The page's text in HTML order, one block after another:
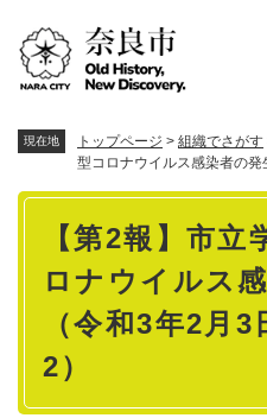
現在地 トップページ > 組織でさがす
型コロナウイルス感染者の
本
【第2報】市立
ロナウイルス
（令和3年2月
2）